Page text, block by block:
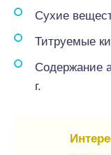
Сухие
Титруемые
Содержание
г.